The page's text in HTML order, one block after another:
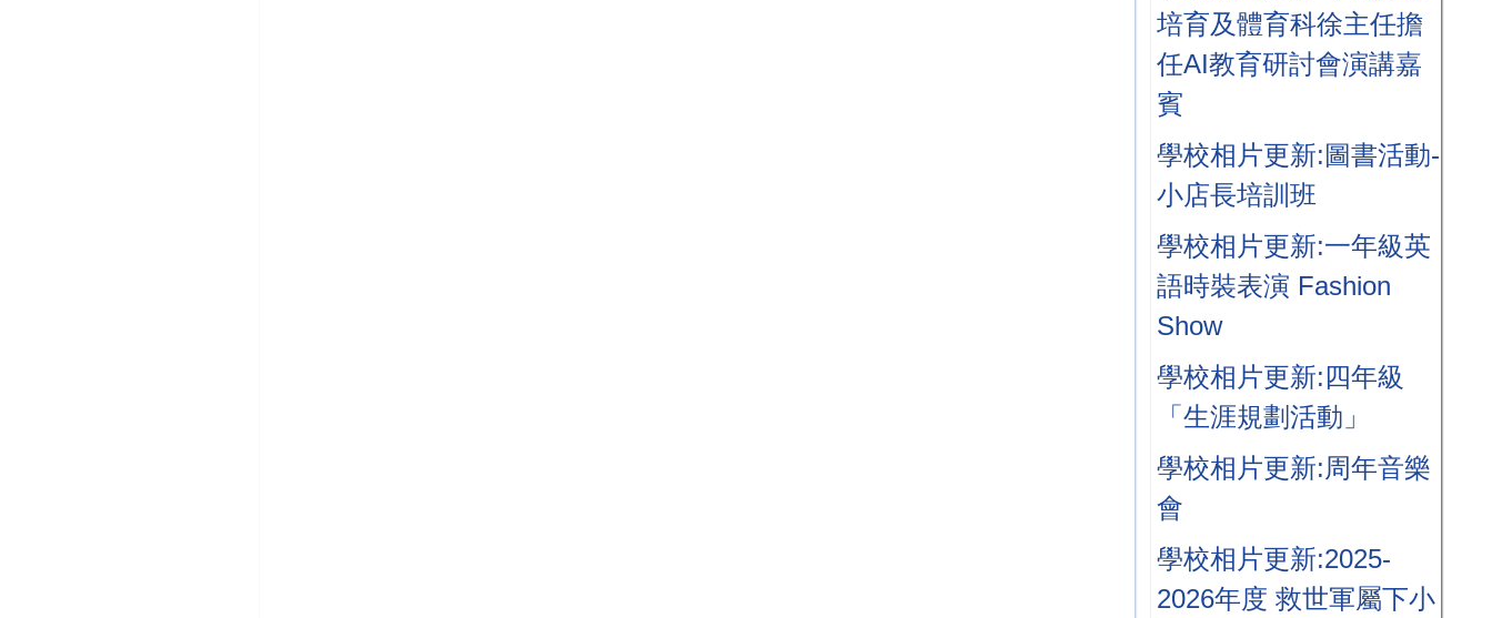
培育及體育科徐主任擔
任AI教育研討會演講嘉
賓
學校相片更新:圖書活動-
小店長培訓班
學校相片更新:一年級英
語時裝表演 Fashion
Show
學校相片更新:四年級
「生涯規劃活動」
學校相片更新:周年音樂
會
學校相片更新:2025-
2026年度 救世軍屬下小